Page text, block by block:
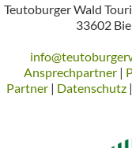
Teutoburger Wald
33602
Ansprechpartner|
Partner| Datenschutz|